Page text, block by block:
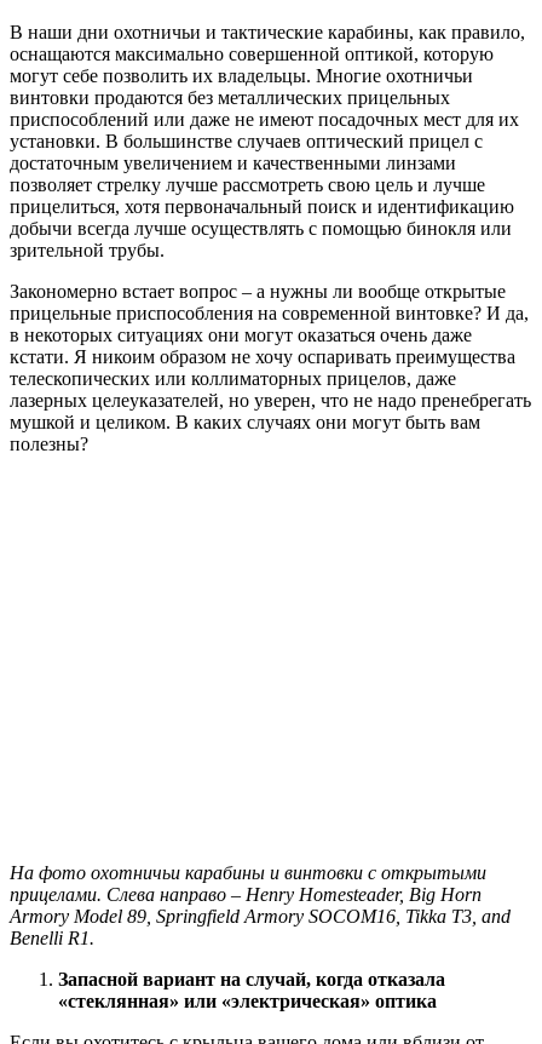
В наши дни охотничьи и тактические карабины, как правило,
оснащаются максимально совершенной оптикой, которую
могут себе позволить их владельцы. Многие охотничьи
винтовки продаются без металлических прицельных
приспособлений или даже не имеют посадочных мест для их
установки. В большинстве случаев оптический прицел с
достаточным увеличением и качественными линзами
позволяет стрелку лучше рассмотреть свою цель и лучше
прицелиться, хотя первоначальный поиск и идентификацию
добычи всегда лучше осуществлять с помощью бинокля или
зрительной трубы.
Закономерно встает вопрос – а нужны ли вообще открытые
прицельные приспособления на современной винтовке? И да,
в некоторых ситуациях они могут оказаться очень даже
кстати. Я никоим образом не хочу оспаривать преимущества
телескопических или коллиматорных прицелов, даже
лазерных целеуказателей, но уверен, что не надо пренебрегать
мушкой и целиком. В каких случаях они могут быть вам
полезны?
На фото охотничьи карабины и винтовки с открытыми
прицелами. Слева направо – Henry Homesteader, Big Horn
Armory Model 89, Springfield Armory SOCOM16, Tikka T3, and
Benelli R1.
Запасной вариант на случай, когда отказала
«стеклянная» или «электрическая» оптика